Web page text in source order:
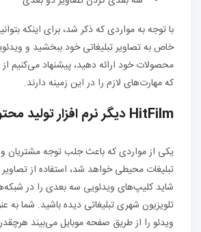
با توجه به مواردی که ذکر شد، برای اینکه
خاص به تصاویر تبلیغاتی خود ببخشید و
محصولات خود ارائه دهید، پیشنهاد می‌کنیم
که مهارت‌های لازم را در این زمینه دارند.
HitFilm دیگر نرم افزار تولید محتوای تبلیغاتی
یکی از مواردی که باعث جلب توجه مشتریان و
تبلیغات محیطی خواهد شد، استفاده از
شاید کلیپ‌های ویدئویی سه بعدی را در
تلویزیون شهری تبلیغاتی دیده باشید. شما به
ویدئو را از طریق صفحه موبایل می‌بیند